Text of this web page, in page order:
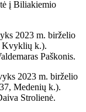
į Biliakiemio
2023 m. birželio
Kvyklių k.).
Paškonis.
2023 m. birželio
Medenių k.).
Strolienė.